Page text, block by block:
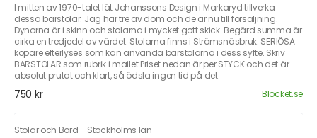
I mitten av 1970-talet lät Johanssons Design i Markaryd tillverka
dessa barstolar. Jag har tre av dom och de är nu till försäljning.
Dynorna är i skinn och stolarna i mycket gott skick. Begärd summa är
cirka en tredjedel av värdet. Stolarna finns i Strömsnäsbruk. SERIÖSA
köpare efterlyses som kan använda barstolarna i dess syfte. Skriv
BARSTOLAR som rubrik i mailet Priset nedan är per STYCK och det är
absolut prutat och klart, så ödsla ingen tid på det.
750 kr Blocket.se
Stolar och Bord · Stockholms län